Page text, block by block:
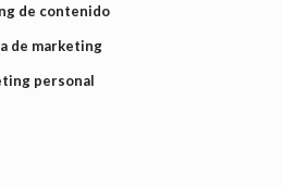
de contenido
de marketing
personal